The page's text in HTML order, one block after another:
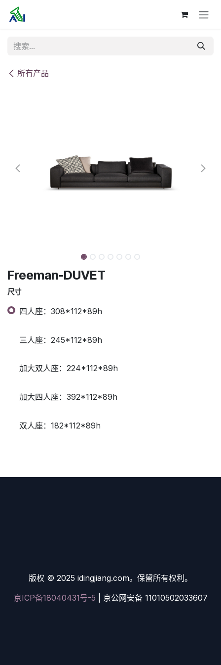
跳至内容
所有产品
Freeman-DUVET
尺寸
四人座：308*112*89h
三人座：245*112*89h
加大双人座：224*112*89h
加大四人座：392*112*89h
双人座：182*112*89h
版权 © 2025 idingjiang.com。保留所有权利。
京ICP备18040431号-5 | 京公网安备 11010502033607